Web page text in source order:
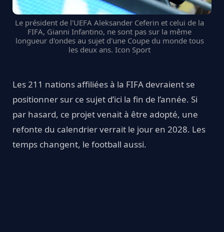
Le président de l'UEFA Aleksander Ceferin et celui de la
FIFA, Gianni Infantino, ne sont pas sur la même
longueur d'ondes au sujet d'une Coupe du monde tous
les deux ans. Icon Sport
Les 211 nations affiliées à la FIFA devraient se
positionner sur ce sujet d’ici la fin de l’année. Si
par hasard, ce projet venait à être adopté, une
refonte du calendrier verrait le jour en 2028. Les
temps changent, le football aussi.